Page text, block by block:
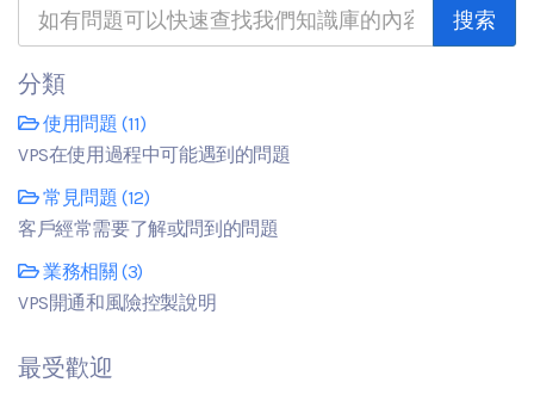
分類
使用問題 (11)
VPS在使用過程中可能遇到的問題
常見問題 (12)
客戶經常需要了解或問到的問題
業務相關 (3)
VPS開通和風險控製說明
最受歡迎